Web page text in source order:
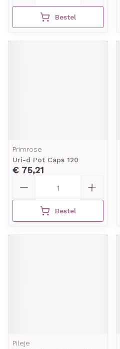
Bestel
Primrose
Uri-d Pot Caps 120
€ 75,21
Bestel
Pileje